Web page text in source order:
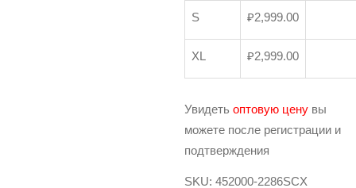
S ₽2,999.00
XL ₽2,999.00
Увидетьоптовую цену вы
можете после регистрации и
подтверждения
SKU:452000-2286SCX